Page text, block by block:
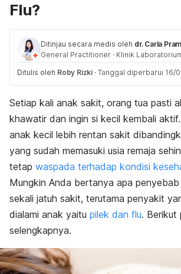
Flu?
Ditinjau secara medis oleh dr. Carla
General Practitioner · Klinik
Ditulis oleh Roby Rizki · Tanggal diperbarui 16/
Setiap kali anak sakit, orang tua pasti
khawatir dan ingin si kecil kembali
anak kecil lebih rentan sakit
yang sudah memasuki usia remaja
tetap waspada terhadap kondisi
Mungkin Anda bertanya apa
sekali jatuh sakit, terutama penyakit
dialami anak yaitu pilek dan flu. Berikut
selengkapnya.